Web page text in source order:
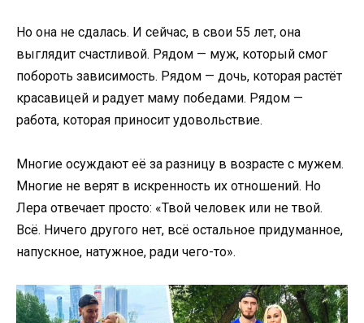
Но она не сдалась. И сейчас, в свои 55 лет, она
выглядит счастливой. Рядом — муж, который смог
побороть зависимость. Рядом — дочь, которая растёт
красавицей и радует маму победами. Рядом —
работа, которая приносит удовольствие.
Многие осуждают её за разницу в возрасте с мужем.
Многие не верят в искренность их отношений. Но
Лера отвечает просто: «Твой человек или не твой.
Всё. Ничего другого нет, всё остальное придуманное,
напускное, натужное, ради чего-то».